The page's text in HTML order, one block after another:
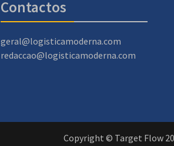
Contactos
geral@logisticamoderna.com
redaccao@logisticamoderna.com
Copyright © Target Flow